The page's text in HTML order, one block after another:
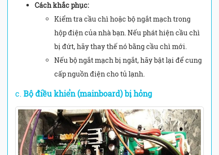
Cách khắc phục:
Kiểm tra cầu chì hoặc bộ ngắt mạch trong
hộp điện của nhà bạn. Nếu phát hiện cầu chì
bị đứt, hãy thay thế nó bằng cầu chì mới.
Nếu bộ ngắt mạch bị ngắt, hãy bật lại để cung
cấp nguồn điện cho tủ lạnh.
c. Bộ điều khiển (mainboard) bị hỏng